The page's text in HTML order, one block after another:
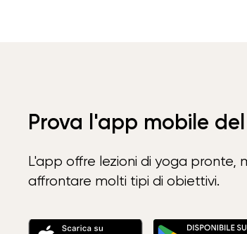
Prova l'app mobile
L'app offre lezioni di yoga pronte,
affrontare molti tipi di obiettivi.